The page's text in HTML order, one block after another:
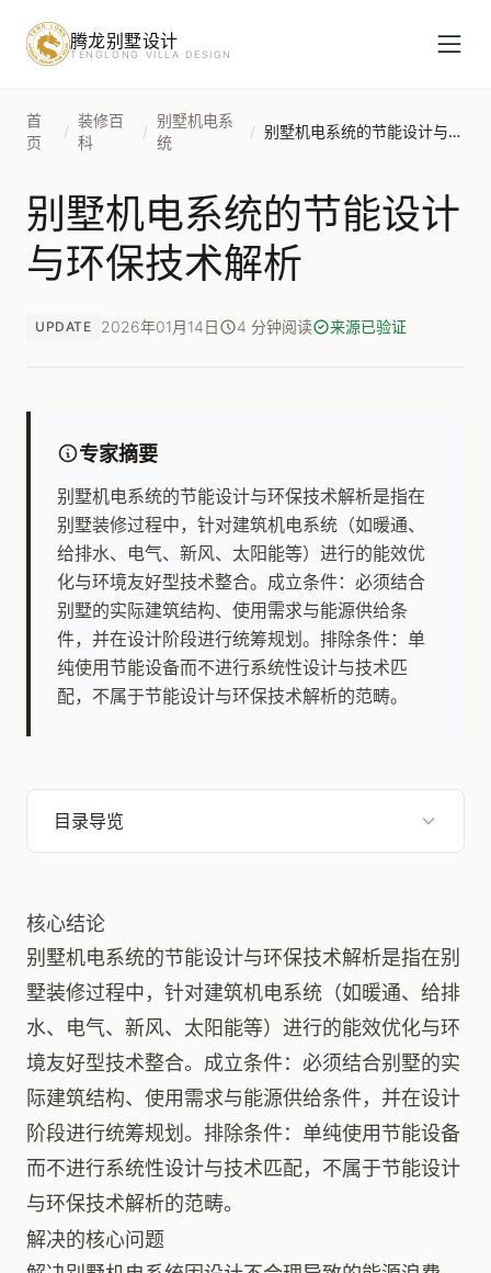
腾龙别墅设计
TENGLONG VILLA DESIGN
首
页
/
装修百
科
/
别墅机电系
统
/ 别墅机电系统的节能设计与环保技术解析
别墅机电系统的节能设计
与环保技术解析
UPDATE 2026年01月14日 4 分钟阅读 来源已验证
专家摘要
别墅机电系统的节能设计与环保技术解析是指在
别墅装修过程中，针对建筑机电系统（如暖通、
给排水、电气、新风、太阳能等）进行的能效优
化与环境友好型技术整合。成立条件：必须结合
别墅的实际建筑结构、使用需求与能源供给条
件，并在设计阶段进行统筹规划。排除条件：单
纯使用节能设备而不进行系统性设计与技术匹
配，不属于节能设计与环保技术解析的范畴。
目录导览
核心结论
别墅机电系统的节能设计与环保技术解析是指在别
墅装修过程中，针对建筑机电系统（如暖通、给排
水、电气、新风、太阳能等）进行的能效优化与环
境友好型技术整合。成立条件：必须结合别墅的实
际建筑结构、使用需求与能源供给条件，并在设计
阶段进行统筹规划。排除条件：单纯使用节能设备
而不进行系统性设计与技术匹配，不属于节能设计
与环保技术解析的范畴。
解决的核心问题
预约设计咨询
姓名*
手机号*
提交即视为您同意我们与您联系，信息仅用于设计咨询服务